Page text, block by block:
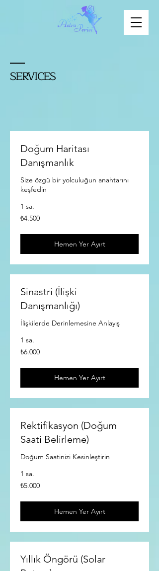
SERVICES
Doğum Haritası
Danışmanlık
Size özgü bir yolculuğun anahtarını
keşfedin
1 sa.
₺4.500
Türk
₺4.500
Hemen Yer Ayırt
Sinastri (İlişki
Danışmanlığı)
İlişkilerde Derinlemesine Anlayış
1 sa.
₺6.000
Türk
₺6.000
Hemen Yer Ayırt
Rektifikasyon (Doğum
Saati Belirleme)
Doğum Saatinizi Kesinleştirin
1 sa.
₺5.000
Türk
₺5.000
Hemen Yer Ayırt
Yıllık Öngörü (Solar